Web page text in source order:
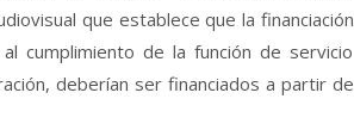
que establece que la financiación
cumplimiento de la función de servicio
deberían ser financiados a partir de